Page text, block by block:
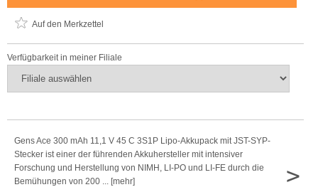
Auf den Merkzettel
Verfügbarkeit in meiner Filiale
Gens Ace 300 mAh 11,1 V 45 C 3S1P Lipo-Akkupack mit JST-SYP-
Stecker ist einer der führenden Akkuhersteller mit intensiver
Forschung und Herstellung von NIMH, LI-PO und LI-FE durch die
Bemühungen von 200 ... [mehr]
>